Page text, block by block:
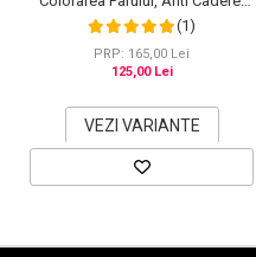
Regenerare cu Ghimbir si
Ginseng, 500 ml, #3 Saten inchis
(Dark Brown)
(1)
PRP: 165,00 Lei
125,00 Lei
VEZI VARIANTE